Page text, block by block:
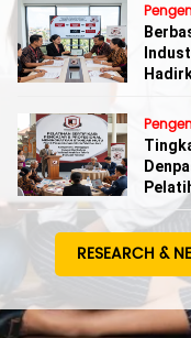
Kursus
RESEARCH &